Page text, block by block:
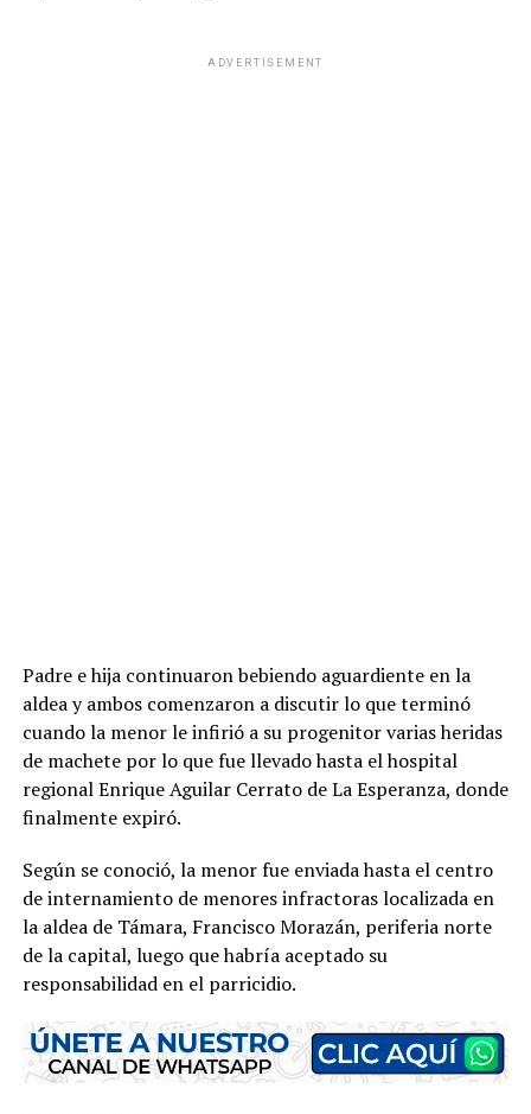
ADVERTISEMENT
Padre e hija continuaron bebiendo aguardiente en la
aldea y ambos comenzaron a discutir lo que terminó
cuando la menor le infirió a su progenitor varias heridas
de machete por lo que fue llevado hasta el hospital
regional Enrique Aguilar Cerrato de La Esperanza, donde
finalmente expiró.
Según se conoció, la menor fue enviada hasta el centro
de internamiento de menores infractoras localizada en
la aldea de Támara, Francisco Morazán, periferia norte
de la capital, luego que habría aceptado su
responsabilidad en el parricidio.